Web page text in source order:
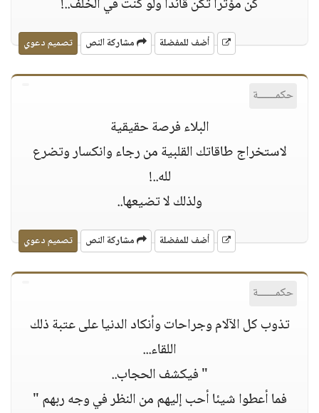
كن مؤثرا تكن قائدا ولو كنت في الخلف..!
أضف للمفضلة مشاركة النص تصميم دعوي
حكمــــــة
البلاء فرصة حقيقية
ﻻستخراج طاقاتك القلبية من رجاء وانكسار وتضرع
لله..!
ولذلك ﻻ تضيعها..
أضف للمفضلة مشاركة النص تصميم دعوي
حكمــــــة
تذوب كل اﻵﻻم وجراحات وأنكاد الدنيا على عتبة ذلك
اللقاء...
" فيكشف الحجاب..
فما أعطوا شيئا أحب إليهم من النظر في وجه ربهم "